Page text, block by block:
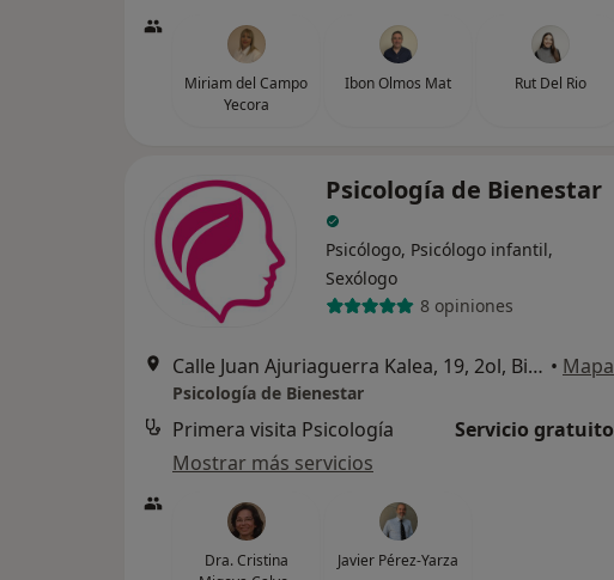
Miriam del Campo
Yecora
Ibon Olmos Mat Rut Del Rio
Psicología de Bienestar
Psicólogo, Psicólogo infantil,
Sexólogo
8 opiniones
Calle Juan Ajuriaguerra Kalea, 19, 2ol, Bilbao • Mapa
Psicología de Bienestar
Primera visita Psicología
Servicio gratuito
Mostrar más servicios
Dra. Cristina
Javier Pérez-Yarza